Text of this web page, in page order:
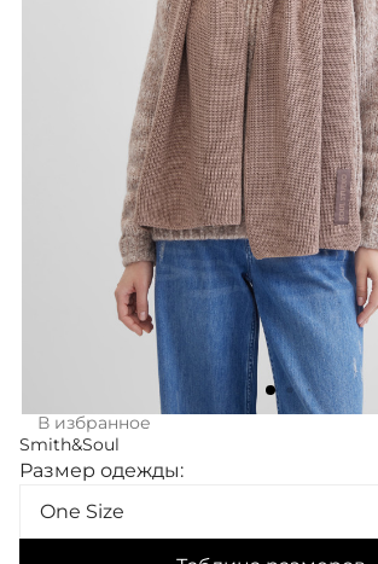
В избранное
Smith&Soul
Размер одежды:
One Size